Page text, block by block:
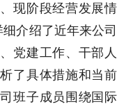
现阶段经营发展情
介绍了近年来公司
党建工作、干部人
了具体措施和当前
班子成员围绕国际